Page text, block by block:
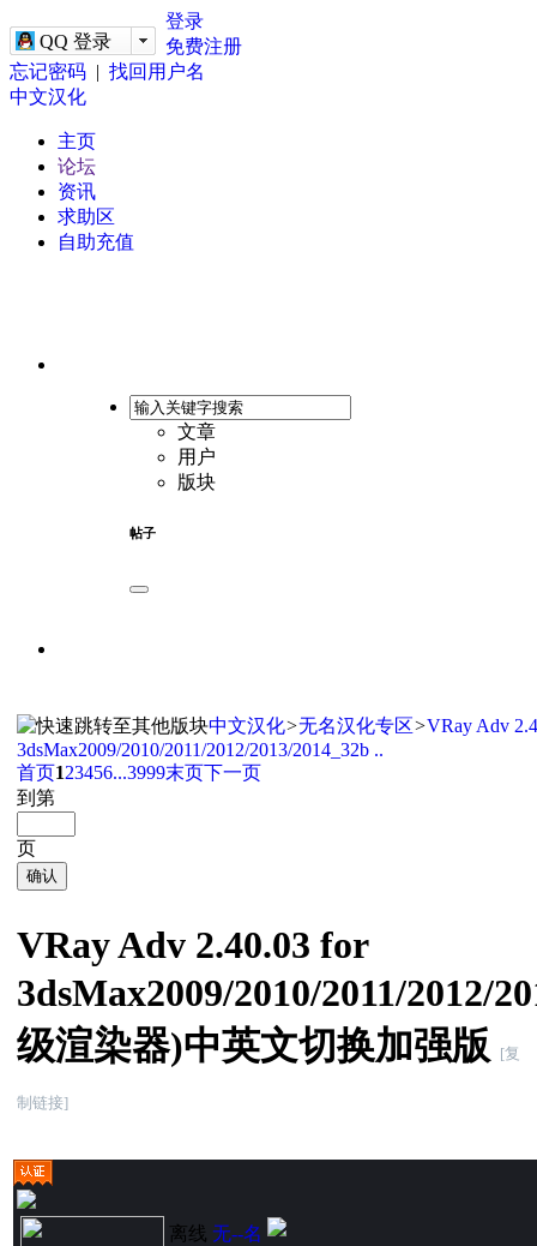
QQ 登录
登录
免费注册
忘记密码 | 找回用户名
中文汉化
主页
论坛
资讯
求助区
自助充值
文章
用户
版块
帖子
中文汉化>无名汉化专区>VRay Adv
3dsMax2009/2010/2011/2012/2013/2014_32b ..
首页123456...3999末页下一页
到第
页
确认
VRay Adv 2.40.03 for
3dsMax2009/2010/2011/2012/
级渲染器)中英文切换加强版
[复
制链接]
离线 无--名